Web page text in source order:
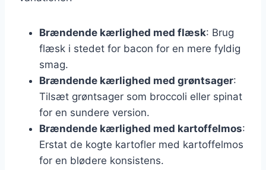
Brændende kærlighed med flæsk: Brug
flæsk i stedet for bacon for en mere fyldig
smag.
Brændende kærlighed med grøntsager:
Tilsæt grøntsager som broccoli eller spinat
for en sundere version.
Brændende kærlighed med kartoffelmos:
Erstat de kogte kartofler med kartoffelmos
for en blødere konsistens.